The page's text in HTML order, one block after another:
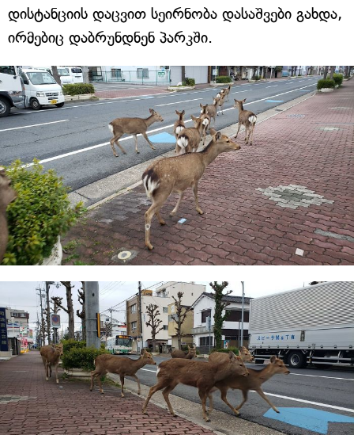
დისტანციის დაცვით სეირნობა დასაშვები გახდა,
ირმებიც დაბრუნდნენ პარკში.